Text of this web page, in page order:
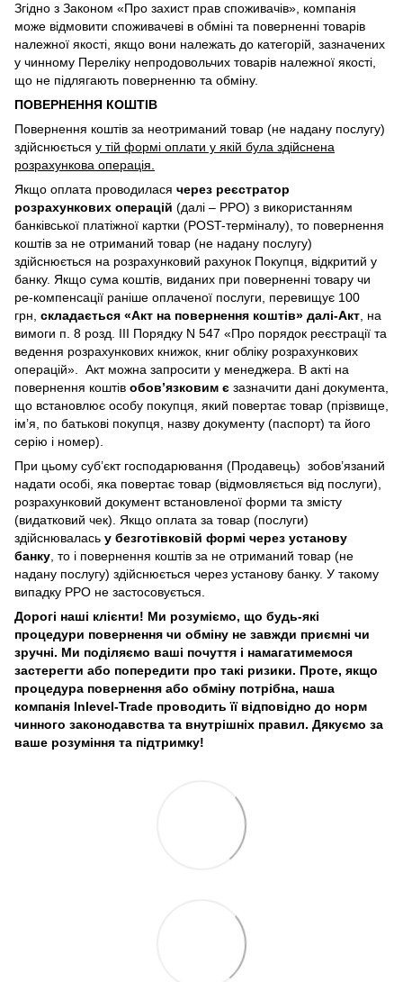
Згідно з Законом «Про захист прав споживачів», компанія
може відмовити споживачеві в обміні та поверненні товарів
належної якості, якщо вони належать до категорій, зазначених
у чинному Переліку непродовольчих товарів належної якості,
що не підлягають поверненню та обміну.
ПОВЕРНЕННЯ КОШТІВ
Повернення коштів за неотриманий товар (не надану послугу)
здійснюється у тій формі оплати у якій була здійснена
розрахункова операція.
Якщо оплата проводилася через реєстратор
розрахункових операцій (далі – РРО) з використанням
банківської платіжної картки (POST-терміналу), то повернення
коштів за не отриманий товар (не надану послугу)
здійснюється на розрахунковий рахунок Покупця, відкритий у
банку. Якщо сума коштів, виданих при поверненні товару чи
ре-компенсації раніше оплаченої послуги, перевищує 100
грн, складається «Акт на повернення коштів» далі-Акт, на
вимоги п. 8 розд. III Порядку N 547 «Про порядок реєстрації та
ведення розрахункових книжок, книг обліку розрахункових
операцій». Акт можна запросити у менеджера. В акті на
повернення коштів обов’язковим є зазначити дані документа,
що встановлює особу покупця, який повертає товар (прізвище,
ім’я, по батькові покупця, назву документу (паспорт) та його
серію і номер).
При цьому суб’єкт господарювання (Продавець) зобов’язаний
надати особі, яка повертає товар (відмовляється від послуги),
розрахунковий документ встановленої форми та змісту
(видатковий чек). Якщо оплата за товар (послуги)
здійснювалась у безготівковій формі через установу
банку, то і повернення коштів за не отриманий товар (не
надану послугу) здійснюється через установу банку. У такому
випадку РРО не застосовується.
Дорогі наші клієнти! Ми розуміємо, що будь-які
процедури повернення чи обміну не завжди приємні чи
зручні. Ми поділяємо ваші почуття і намагатимемося
застерегти або попередити про такі ризики. Проте, якщо
процедура повернення або обміну потрібна, наша
компанія Inlevel-Trade проводить її відповідно до норм
чинного законодавства та внутрішніх правил. Дякуємо за
ваше розуміння та підтримку!